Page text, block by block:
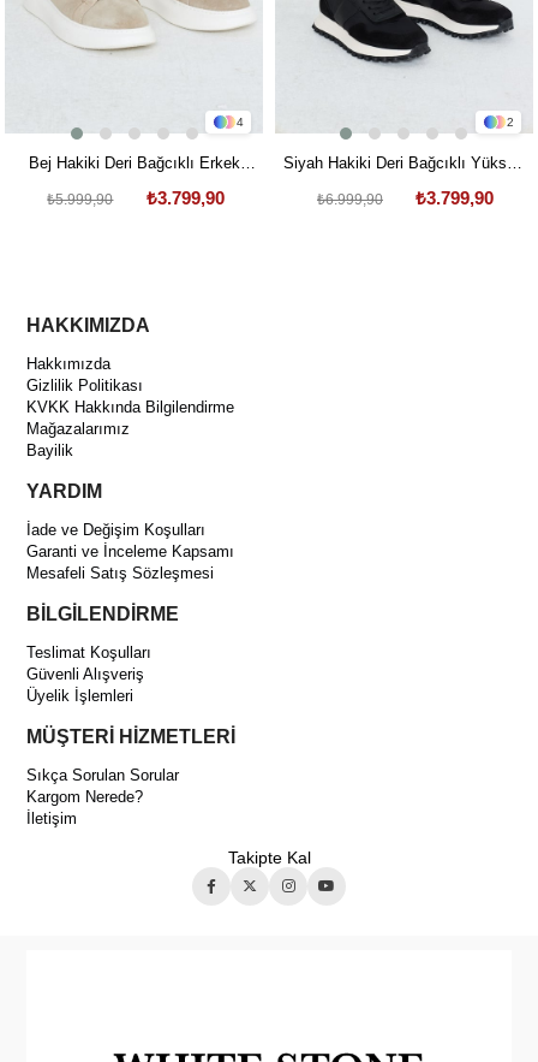
4
Bej Hakiki Deri Bağcıklı Erkek
₺3.799,90
₺5.999,90
2
Siyah Hakiki Deri Bağcıklı Yüksek
₺3.799,90
₺6.999,90
HAKKIMIZDA
Hakkımızda
Gizlilik Politikası
KVKK Hakkında Bilgilendirme
Mağazalarımız
Bayilik
YARDIM
İade ve Değişim Koşulları
Garanti ve İnceleme Kapsamı
Mesafeli Satış Sözleşmesi
BİLGİLENDİRME
Teslimat Koşulları
Güvenli Alışveriş
Üyelik İşlemleri
MÜŞTERİ HİZMETLERİ
Sıkça Sorulan Sorular
Kargom Nerede?
İletişim
Takipte Kal